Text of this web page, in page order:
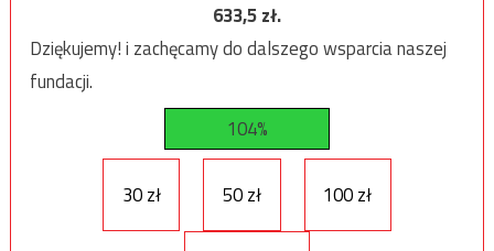
633,5zł.
Dziękujemy! i zachęcamy do dalszego wsparcia naszej
fundacji.
104%
30 zł 50 zł 100 zł